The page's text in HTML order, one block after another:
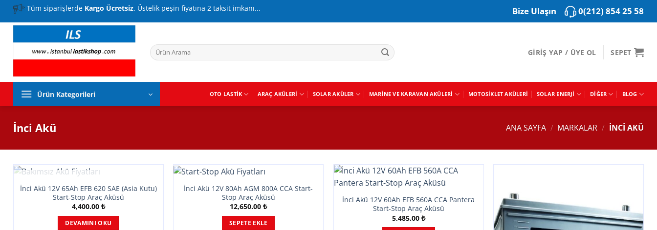
İçeriğe Tüm siparişlerde Kargo Ücretsiz. Üstelik peşin fiyatına 2 taksit imkanı... Bize Ulaşın 0(212) 854 25 58
Ara: GIRIŞ YAP / ÜYE OL SEPET
Ürün Kategorileri OTO LASTIK ARAÇ AKÜLERI SOLAR AKÜLER MARINE VE KARAVAN AKÜLERI MOTOSIKLET AKÜLERI SOLAR ENERJI DIĞER BLOG
İnci Akü ANA SAYFA / MARKALAR / İNCI AKÜ
STOKTA YOK
İnci Akü 12V 65Ah EFB 620 SAE (Asia Kutu)
Start-Stop Araç Aküsü
4,400.00 ₺
DEVAMINI OKU
İnci Akü 12V 80Ah AGM 800A CCA Start-
Stop Araç Aküsü
12,650.00₺
SEPETE EKLE
İnci Akü 12V 60Ah EFB 560A CCA Pantera
Start-Stop Araç Aküsü
5,485.00 ₺